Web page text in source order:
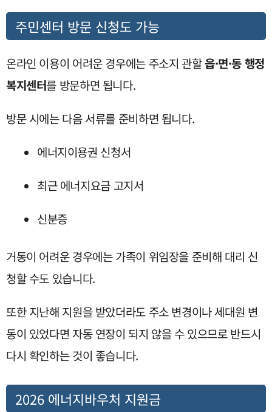
주민센터 방문 신청도 가능
온라인 이용이 어려운 경우에는 주소지 관할읍·면·동 행정
복지센터를 방문하면 됩니다.
방문 시에는 다음 서류를 준비하면 됩니다.
에너지이용권 신청서
최근 에너지요금 고지서
신분증
거동이 어려운 경우에는 가족이 위임장을 준비해 대리 신
청할 수도 있습니다.
또한 지난해 지원을 받았더라도 주소 변경이나 세대원 변
동이 있었다면 자동 연장이 되지 않을 수 있으므로 반드시
다시 확인하는 것이 좋습니다.
2026 에너지바우처 지원금